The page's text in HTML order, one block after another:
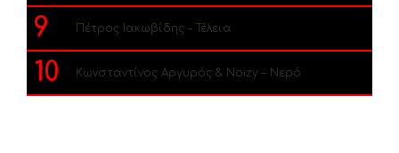
9 Πέτρος Ιακωβίδης – Τέλεια
10 Κωνσταντίνος Αργυρός & Noizy – Νερό